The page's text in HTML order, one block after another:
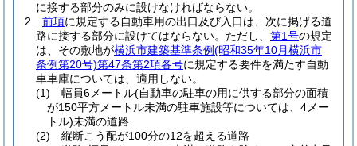
に接する部分のみに設けなければならない。
2
前項に規定する自動車用の出口及び入口は、次に掲げる道
路に接する部分に設けてはならない。 ただし、 第1号の規定
は、その敷地が横浜市建築基準条例(昭和35年10月横浜市
条例第20号)第47条第2項各号に規定する要件を満たす自動
車車庫については、適用しない。
(1)
幅員6メートル(自動車の駐車の用に供する部分の面積
が150平方メートル未満の駐車施設等については、4メー
トル)未満の道路
(2)
縦断こう配が100分の12を超える道路